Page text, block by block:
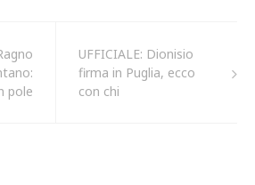
pole
UFFICIALE: Dionisio
firma in Puglia, ecco
con chi